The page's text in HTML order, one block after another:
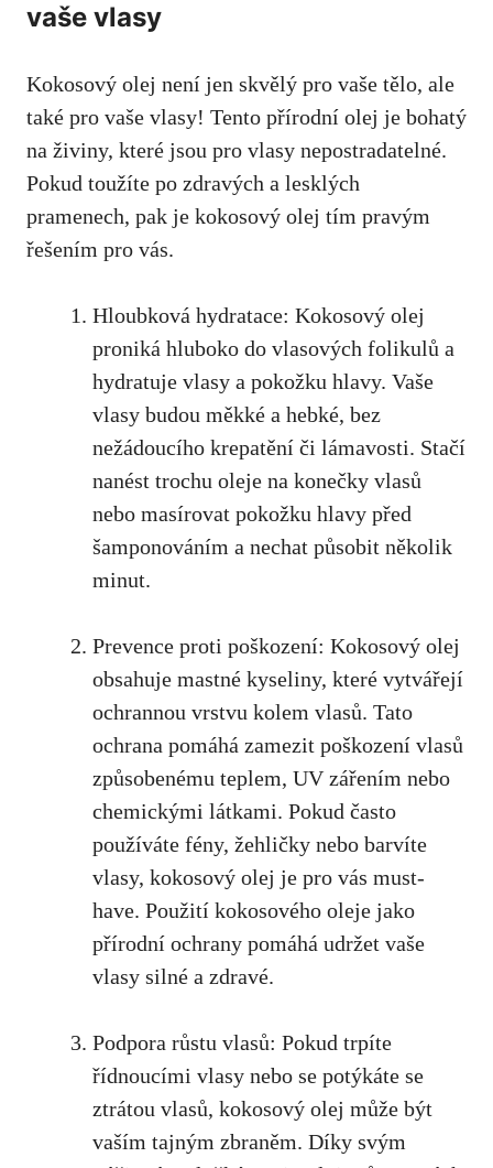
vaše vlasy
Kokosový olej není jen skvělý pro vaše tělo, ale
také pro vaše vlasy! Tento přírodní olej je bohatý
na živiny, které jsou pro vlasy nepostradatelné.
Pokud toužíte po zdravých a lesklých
pramenech, pak je kokosový olej tím pravým
řešením pro vás.
Hloubková hydratace: Kokosový olej
proniká hluboko do vlasových folikulů a
hydratuje vlasy a pokožku hlavy. Vaše
vlasy budou měkké a hebké, bez
nežádoucího krepatění či lámavosti. Stačí
nanést trochu oleje na konečky vlasů
nebo masírovat pokožku hlavy před
šamponováním a nechat působit několik
minut.
Prevence proti poškození: Kokosový olej
obsahuje mastné kyseliny, které vytvářejí
ochrannou vrstvu kolem vlasů. Tato
ochrana pomáhá zamezit poškození vlasů
způsobenému teplem, UV zářením nebo
chemickými látkami. Pokud často
používáte fény, žehličky nebo barvíte
vlasy, kokosový olej je pro vás must-
have. Použití kokosového oleje jako
přírodní ochrany pomáhá udržet vaše
vlasy silné a zdravé.
Podpora růstu vlasů: Pokud trpíte
řídnoucími vlasy nebo se potýkáte se
ztrátou vlasů, kokosový olej může být
vaším tajným zbraněm. Díky svým